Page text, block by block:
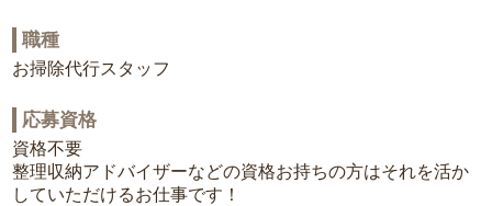
職種
お掃除代行スタッフ
応募資格
資格不要
整理収納アドバイザーなどの資格お持ちの方はそれを活か
していただけるお仕事です！